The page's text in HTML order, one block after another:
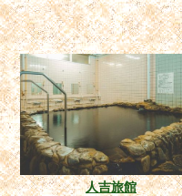
人吉旅館